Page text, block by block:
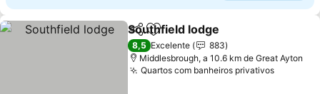
PartilharAdicionar aos favoritos
Southfield lodge
8,5 Excelente
883
Middlesbrough, a 10.6 km de Great Ayton
Quartos com banheiros privativos